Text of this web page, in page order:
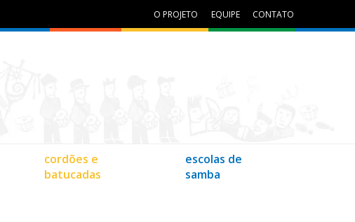
O PROJETO EQUIPE CONTATO
cordões e
batucadas
escolas de
samba